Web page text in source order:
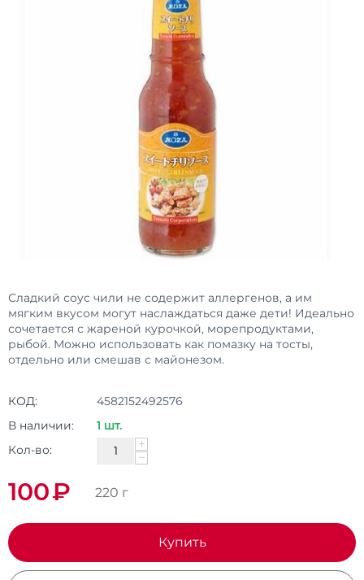
Сладкий соус чили не содержит аллергенов, а им
мягким вкусом могут наслаждаться даже дети! Идеально
сочетается с жареной курочкой, морепродуктами,
рыбой. Можно использовать как помазку на тосты,
отдельно или смешав с майонезом.
КОД:
4582152492576
В наличии:
1 шт.
Кол-во:
+
−
100₽ 220 г
Купить